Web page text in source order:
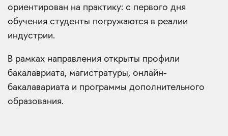
ориентирован на практику: с первого дня
обучения студенты погружаются в реалии
индустрии.
В рамках направления открыты профили
бакалавриата, магистратуры, онлайн-
бакалавариата и программы дополнительного
образования.